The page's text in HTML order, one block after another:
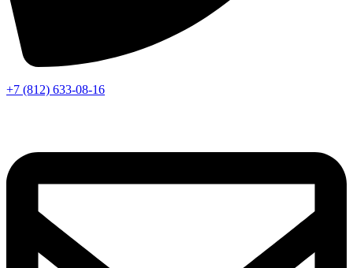
+7 (812) 633-08-16